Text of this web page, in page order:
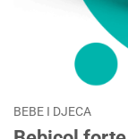
BEBE I DJECA